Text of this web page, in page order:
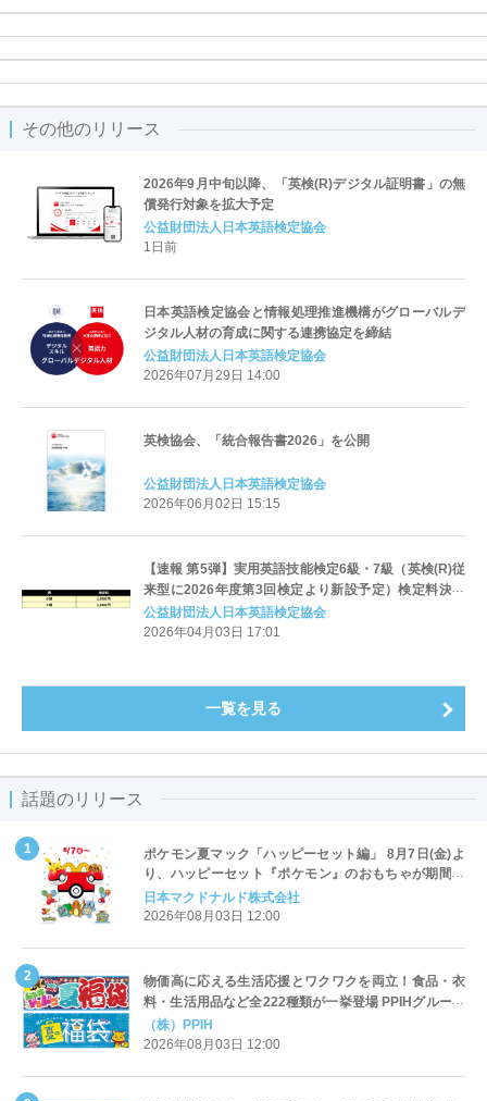
その他のリリース
2026年9月中旬以降、「英検(R)デジタル証明書」の無
償発行対象を拡大予定
公益財団法人日本英語検定協会
1日前
日本英語検定協会と情報処理推進機構がグローバルデ
ジタル人材の育成に関する連携協定を締結
公益財団法人日本英語検定協会
2026年07月29日 14:00
英検協会、「統合報告書2026」を公開
公益財団法人日本英語検定協会
2026年06月02日 15:15
【速報 第5弾】実用英語技能検定6級・7級（英検(R)従
来型に2026年度第3回検定より新設予定）検定料決定
のお知らせ
公益財団法人日本英語検定協会
2026年04月03日 17:01
一覧を見る
話題のリリース
ポケモン夏マック「ハッピーセット編」 8月7日(金)よ
り、ハッピーセット『ポケモン』のおもちゃが期間限
定登場
日本マクドナルド株式会社
2026年08月03日 12:00
物価高に応える生活応援とワクワクを両立！食品・衣
料・生活用品など全222種類が一挙登場 PPIHグループ
「夏福袋」＆セール 8月6日(木)より順次スタート
（株）PPIH
2026年08月03日 12:00